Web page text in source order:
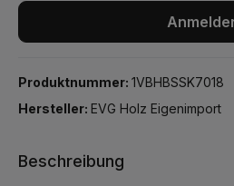
Produktnummer: 1VBHBSSK7018
Hersteller: EVG Holz Eigenimport
Beschreibung